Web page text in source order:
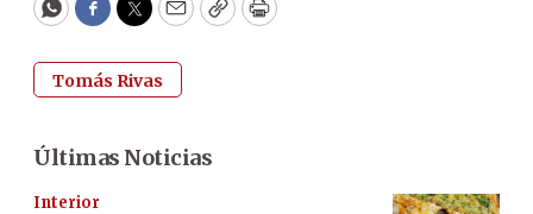
WhatsApp
Facebook
Twitter
EmailCopyPrint
Tomás Rivas
Últimas Noticias
Interior